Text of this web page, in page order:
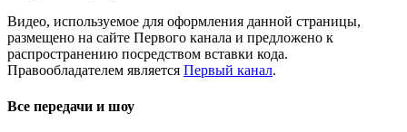
Видео, используемое для оформления данной страницы,
размещено на сайте Первого канала и предложено к
распространению посредством вставки кода.
Правообладателем является Первый канал.
Все передачи и шоу